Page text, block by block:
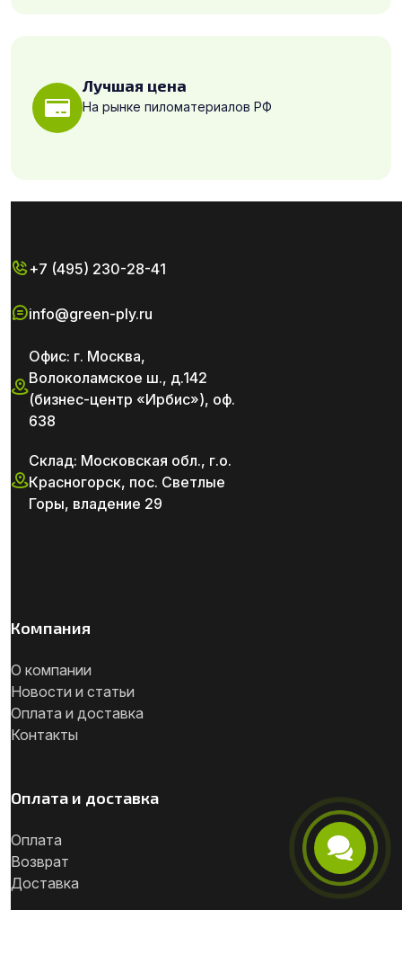
Лучшая цена
На рынке пиломатериалов РФ
+7 (495) 230-28-41
info@green-ply.ru
Офис: г. Москва,
Волоколамское ш., д.142
(бизнес-центр «Ирбис»), оф.
638
Склад: Московская обл., г.о.
Красногорск, пос. Светлые
Горы, владение 29
Компания
О компании
Новости и статьи
Оплата и доставка
Контакты
Оплата и доставка
Оплата
Возврат
Доставка